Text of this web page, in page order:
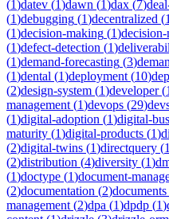
(1)datev (1)dawn (1)dax (7)
(1)debugging (1)decentralized (1
(1)decision-making (1)
(1)defect-detection (1)
(1)demand-forecasting (3)
(1)dental (1)deployment (10)
(2)design-system (1)developer(1
management (1)devops (29)
(1)digital-adoption (1)digital-
maturity (1)digital-products (1)
(2)digital-twins (1)directquery (1
(2)distribution (4)diversity (1)
(1)doctype (1)document-
(2)documentation (2)documents
management (2)dpa (1)dpdp (1)